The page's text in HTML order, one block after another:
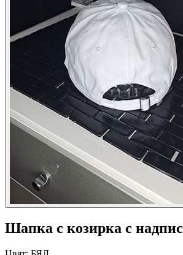
Шапка с козирка с надпис